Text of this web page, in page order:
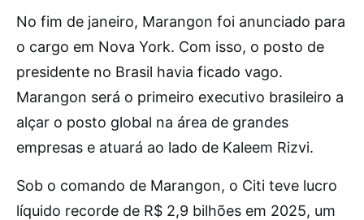
No fim de janeiro, Marangon foi anunciado para
o cargo em Nova York. Com isso, o posto de
presidente no Brasil havia ficado vago.
Marangon será o primeiro executivo brasileiro a
alçar o posto global na área de grandes
empresas e atuará ao lado de Kaleem Rizvi.
Sob o comando de Marangon, o Citi teve lucro
líquido recorde de R$ 2,9 bilhões em 2025, um